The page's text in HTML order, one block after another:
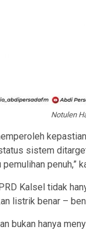
Notulen
sistem
penuh,”
Kalsel tidak
listrik benar –
bukan hanya